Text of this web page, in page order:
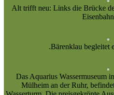
Alt trifft neu: Links die Brücke
.Bärenklau begleitet
Das Aquarius Wassermuseum
Mülheim an der Ruhr,